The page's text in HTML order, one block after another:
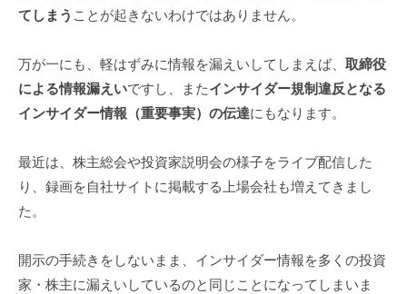
てしまう ことが起きないわけではありません。
万が一にも、軽はずみに情報を漏えいしてしまえば、 取締役
による情報漏えいですし、またインサイダー規制違反となる
インサイダー情報（重要事実）の伝達にもなります。
最近は、株主総会や投資家説明会の様子をライブ配信した
り、録画を自社サイトに掲載する上場会社も増えてきまし
た。
開示の手続きをしないまま、インサイダー情報を多くの投資
家・株主に漏えいしているのと同じことになってしまいま